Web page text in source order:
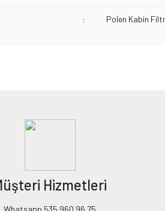
: Polen Kabin
Hizmetleri
Whatsapp 535 960 96 75